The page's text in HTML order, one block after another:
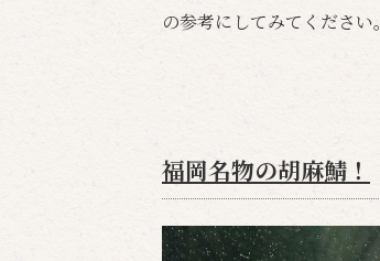
の参考にしてみてください。
福岡名物の胡麻鯖！